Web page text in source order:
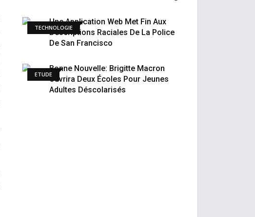
TECHNOLOGIE
Une Application Web Met Fin Aux
Descriptions Raciales De La Police
De San Francisco
ETUDE
Bonne Nouvelle: Brigitte Macron
Ouvrira Deux Écoles Pour Jeunes
Adultes Déscolarisés